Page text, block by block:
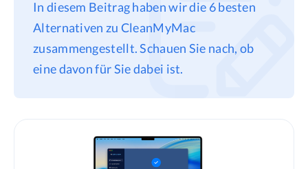
Datenschutz
Rechtliches
Refund Policy
In diesem Beitrag haben wir die 6 besten
Alternativen zu CleanMyMac
zusammengestellt. Schauen Sie nach, ob
eine davon für Sie dabei ist.